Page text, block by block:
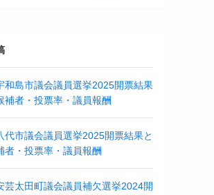
和島市議会議員選挙2025開票結果
補者・投票率・議員報酬
代市議会議員選挙2025開票結果と
者・投票率・議員報酬
芸太田町議会議員補欠選挙2024開